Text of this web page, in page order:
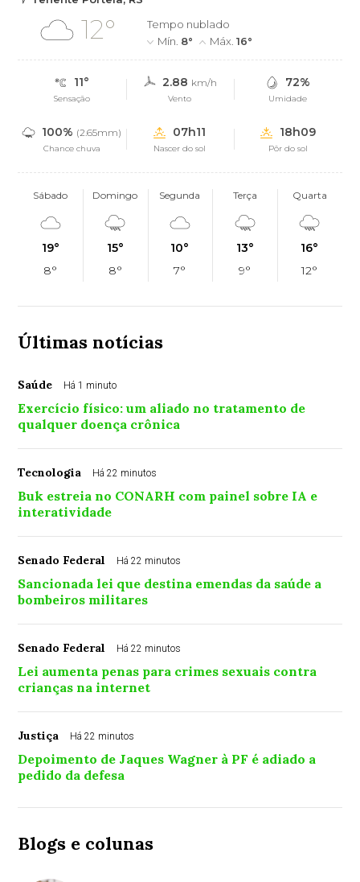
12°
Tempo nublado
Mín. 8° Máx.16°
11°
Sensação
2.88 km/h
Vento
72%
Umidade
100% (2.65mm)
Chance chuva
07h11
Nascer do sol
18h09
Pôr do sol
Sábado
19°
8°
Domingo
15°
8°
Segunda
10°
7°
Terça
13°
9°
Quarta
16°
12°
Últimas notícias
Saúde Há 1 minuto
Exercício físico: um aliado no tratamento de
qualquer doença crônica
Tecnologia Há 22 minutos
Buk estreia no CONARH com painel sobre IA e
interatividade
Senado Federal Há 22 minutos
Sancionada lei que destina emendas da saúde a
bombeiros militares
Senado Federal Há 22 minutos
Lei aumenta penas para crimes sexuais contra
crianças na internet
Justiça Há 22 minutos
Depoimento de Jaques Wagner à PF é adiado a
pedido da defesa
Blogs e colunas